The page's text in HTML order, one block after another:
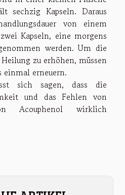
sechzig Kapseln. Daraus
von einem
Kapseln, eine morgens
werden. Um die
zu erhöhen, müssen
einmal erneuern.
sich sagen, dass die
und das Fehlen von
Acouphenol wirklich